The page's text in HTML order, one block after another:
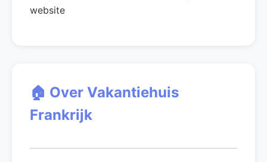
website
🏠 Over Vakantiehuis
Frankrijk